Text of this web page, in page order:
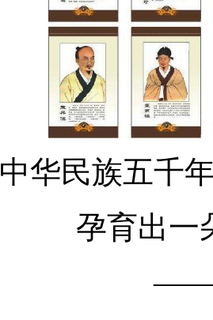
民族五千年
孕育出一
——她